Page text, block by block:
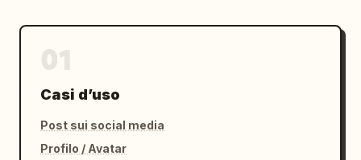
Casi d’uso
Post sui social media
Profilo / Avatar